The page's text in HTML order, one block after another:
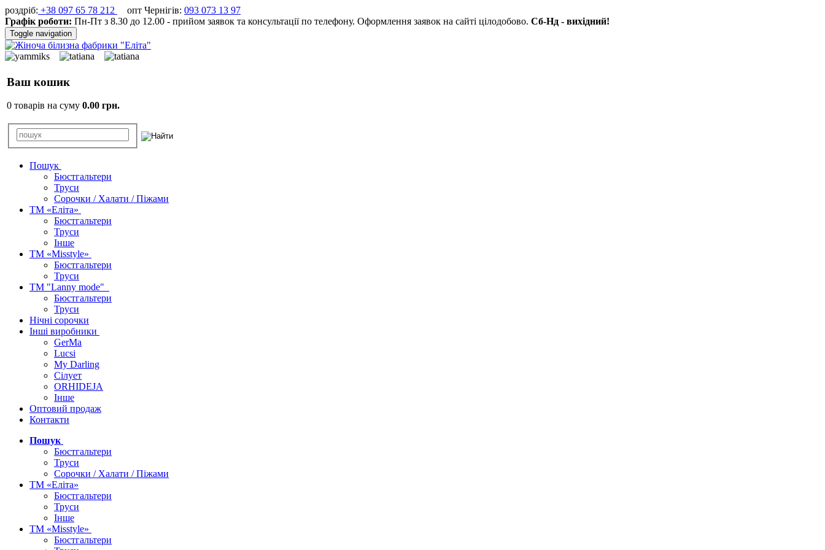
роздріб: +38 097 65 78 212 опт Чернігів: 093 073 13 97
Графік роботи: Пн-Пт з 8.30 до 12.00 - прийом заявок та консультації по телефону. Оформлення заявок на сайті цілодобово. Сб-Нд - вихідний!
Toggle navigation
Ваш кошик
0 товарів на суму 0.00 грн.
Пошук
Бюстгальтери
Труси
Сорочки / Халати / Піжами
ТМ «Еліта»
Бюстгальтери
Труси
Інше
ТМ «Misstyle»
Бюстгальтери
Труси
ТМ "Lanny mode"
Бюстгальтери
Труси
Нічні сорочки
Інші виробники
GerMa
Lucsi
My Darling
Сілует
ORHIDEJA
Інше
Оптовий продаж
Контакти
Пошук
Бюстгальтери
Труси
Сорочки / Халати / Піжами
ТМ «Еліта»
Бюстгальтери
Труси
Інше
ТМ «Misstyle»
Бюстгальтери